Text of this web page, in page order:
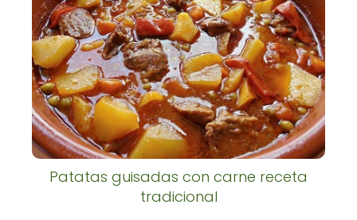
Patatas guisadas con carne receta
tradicional